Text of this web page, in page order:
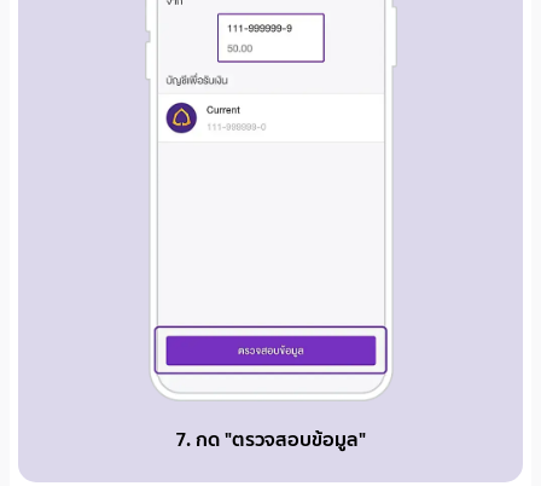
7. กด "ตรวจสอบข้อมูล"